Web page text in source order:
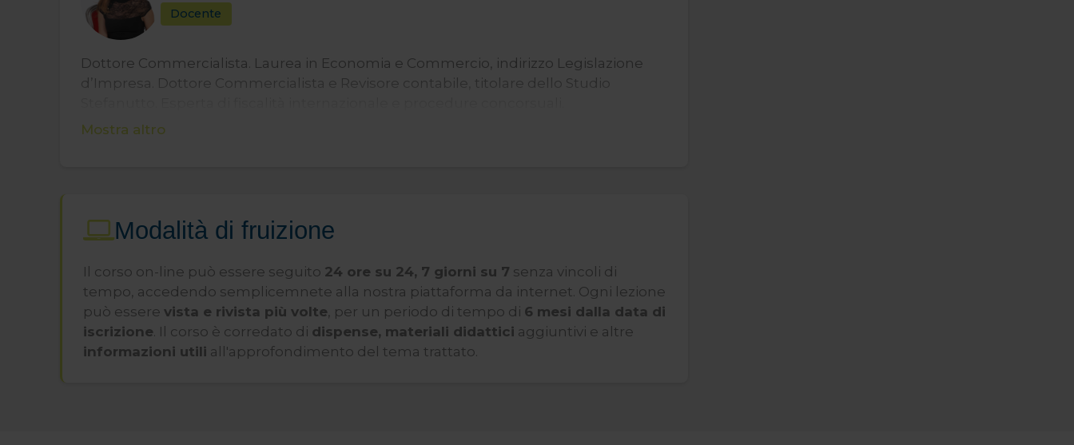
Docente
Dottore Commercialista. Laurea in Economia e Commercio, indirizzo Legislazione
d’Impresa. Dottore Commercialista e Revisore contabile, titolare dello Studio
Mostra altro
Modalità di fruizione
Il corso on-line può essere seguito 24 ore su 24, 7 giorni su 7 senza vincoli di
tempo, accedendo semplicemnete alla nostra piattaforma da internet. Ogni lezione
può essere vista e rivista più volte, per un periodo di tempo di 6 mesi dalla data di
iscrizione. Il corso è corredato di dispense, materiali didattici aggiuntivi e altre
informazioni utili all'approfondimento del tema trattato.